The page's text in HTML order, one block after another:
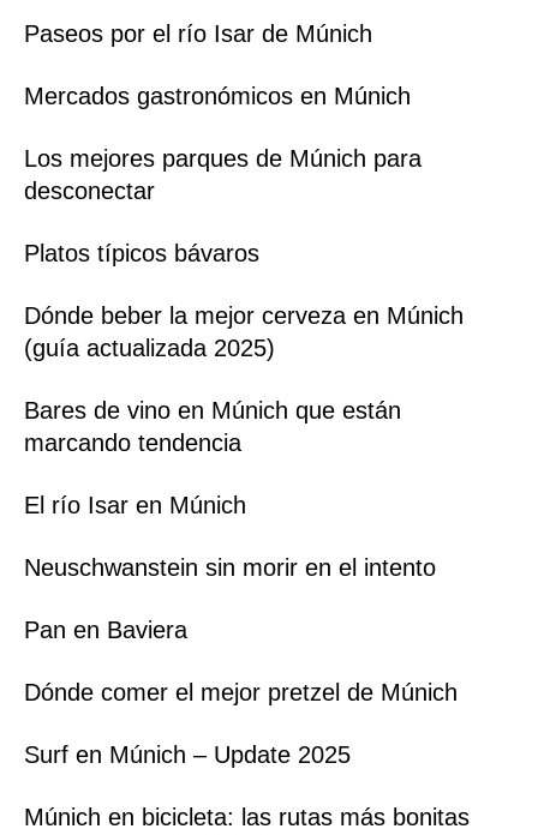
Paseos por el río Isar de Múnich
Mercados gastronómicos en Múnich
Los mejores parques de Múnich para
desconectar
Platos típicos bávaros
Dónde beber la mejor cerveza en Múnich
(guía actualizada 2025)
Bares de vino en Múnich que están
marcando tendencia
El río Isar en Múnich
Neuschwanstein sin morir en el intento
Pan en Baviera
Dónde comer el mejor pretzel de Múnich
Surf en Múnich – Update 2025
Múnich en bicicleta: las rutas más bonitas